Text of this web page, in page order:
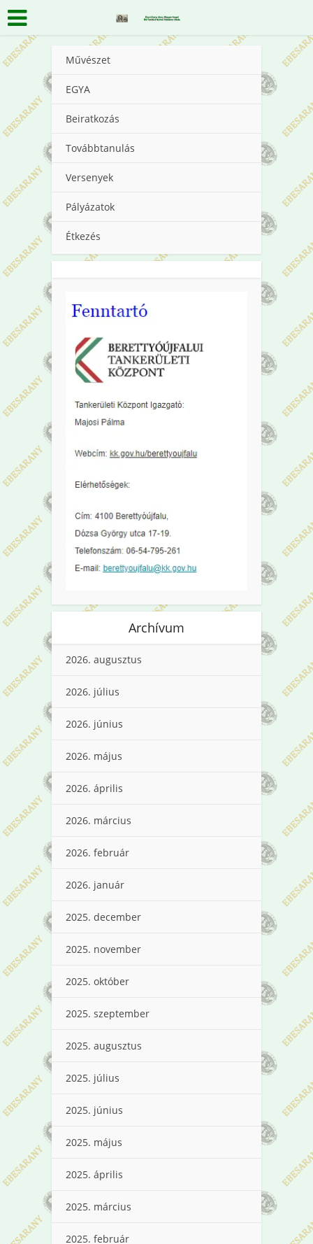
Művészet
EGYA
Beiratkozás
Továbbtanulás
Versenyek
Pályázatok
Étkezés
Archívum
2026. augusztus
2026. július
2026. június
2026. május
2026. április
2026. március
2026. február
2026. január
2025. december
2025. november
2025. október
2025. szeptember
2025. augusztus
2025. július
2025. június
2025. május
2025. április
2025. március
2025. február